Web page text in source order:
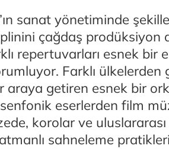
sanat yönetiminde
çağdaş prodüksiyon
repertuvarları esnek bir
Farklı
araya getiren esnek bir
eserlerden film
korolar ve
sahneleme